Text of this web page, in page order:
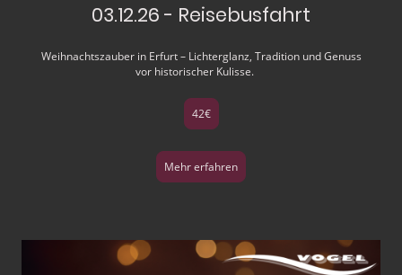
03.12.26 - Reisebusfahrt
Weihnachtszauber in Erfurt – Lichterglanz, Tradition und Genuss
vor historischer Kulisse.
42€
Mehr erfahren